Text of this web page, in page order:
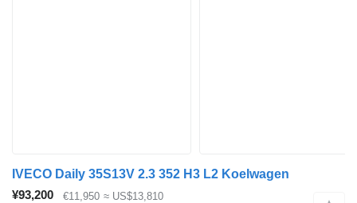
IVECO Daily 35S13V 2.3 352 H3 L2 Koelwagen
¥93,200
€11,950 ≈ US$13,810